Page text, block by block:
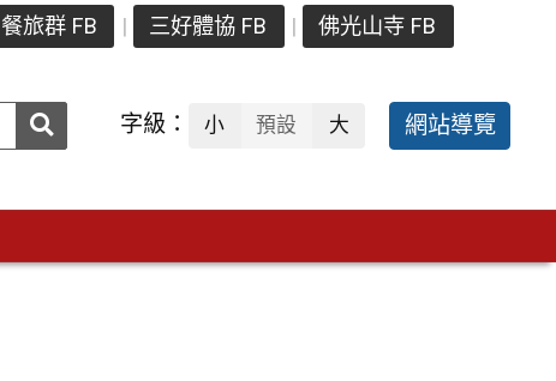
餐旅群 FB 三好體協 FB 佛光山寺 FB
送出 字級： 小 預設 大 網站導覽